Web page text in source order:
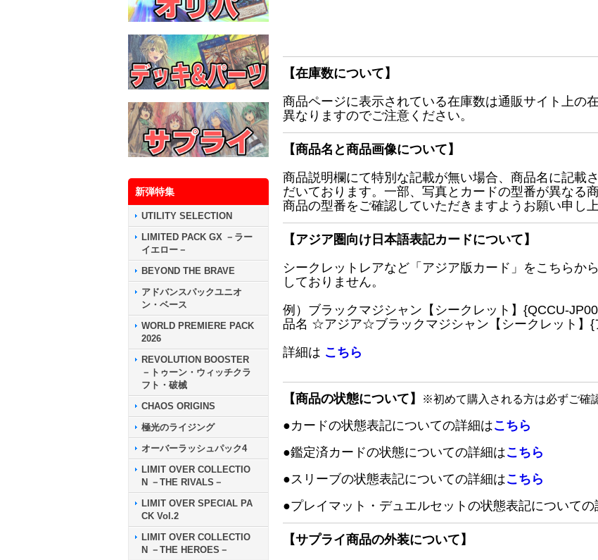
新弾特集
UTILITY SELECTION
LIMITED PACK GX －ラー
イエロー－
BEYOND THE BRAVE
アドバンスパックユニオ
ン・ベース
WORLD PREMIERE PACK
2026
REVOLUTION BOOSTER
－トゥーン・ウィッチクラ
フト・破械
CHAOS ORIGINS
極光のライジング
オーバーラッシュパック4
LIMIT OVER COLLECTIO
N －THE RIVALS－
LIMIT OVER SPECIAL PA
CK Vol.2
LIMIT OVER COLLECTIO
N －THE HEROES－
【在庫数について】
商品ページに表示されている在庫数は通販サイト上の
異なりますのでご注意ください。
【商品名と商品画像について】
商品説明欄にて特別な記載が無い場合、商品名に記載
だいております。一部、写真とカードの型番が異なる
商品の型番をご確認していただきますようお願い申し上
【アジア圏向け日本語表記カードについて】
シークレットレアなど「アジア版カード」をこちらか
しておりません。
例）ブラックマジシャン【シークレット】{QCCU-
品名 ☆アジア☆ブラックマジシャン【シークレット】{
詳細は こちら
【商品の状態について】 ※初めて購入される方は必ずご確
●カードの状態表記についての詳細はこちら
●鑑定済カードの状態についての詳細はこちら
●スリーブの状態表記についての詳細はこちら
●プレイマット・デュエルセットの状態表記についての
【サプライ商品の外装について】